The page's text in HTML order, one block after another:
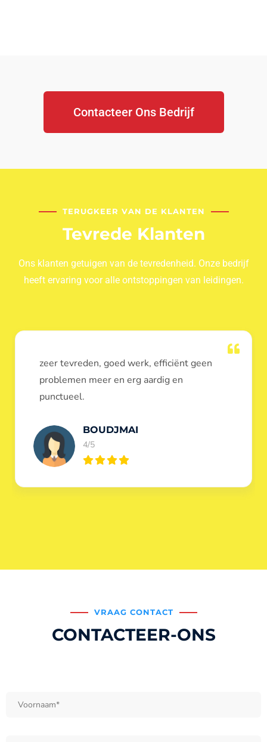
Contacteer Ons Bedrijf
TERUGKEER VAN DE KLANTEN
Tevrede Klanten
Ons klanten getuigen van de tevredenheid. Onze bedrijf
heeft ervaring voor alle ontstoppingen van leidingen.
Dank u voor de ontstopping van wc, werd
heel goed uitgevoerd, door de loodgieters
ontstoppers services janssens.
Eric Garfield
5/5
VRAAG CONTACT
CONTACTEER-ONS